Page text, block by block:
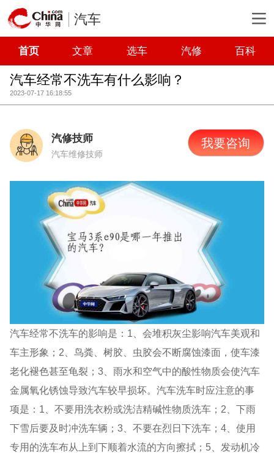
汽车
首页 文章 选车 汽修 百科
汽车经常不洗车有什么影响？
2023-07-17 16:18:55
汽修技师
汽车维修技师
我要咨询
汽车经常不洗车的影响是：1、会堆积灰尘影响汽车美观和
车主形象；2、鸟粪、树胶、虫胶会不断腐蚀漆面，使车漆
老化褪色甚至龟裂；3、雨水和空气中的酸性物质会使汽车
金属氧化锈蚀导致汽车较早损坏。汽车洗车时应注意的事
项是：1、不要用洗衣粉或洗洁精碱性物质洗车；2、下雨
下雪后要及时冲洗车辆；3、不要在烈日下洗车；4、使用
专用的洗车布从上到下顺着水流的方向擦拭；5、发动机冷